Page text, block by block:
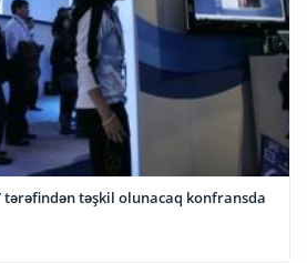
tərəfindən təşkil olunacaq konfransda